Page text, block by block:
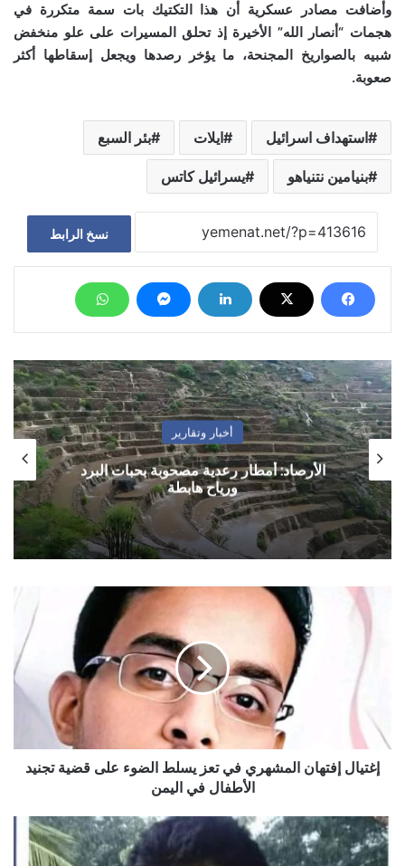
وأضافت مصادر عسكرية أن هذا التكتيك بات سمة متكررة في
هجمات “أنصار الله” الأخيرة إذ تحلق المسيرات على علو منخفض
شبيه بالصواريخ المجنحة، ما يؤخر رصدها ويجعل إسقاطها أكثر
صعوبة.
استهداف اسرائيل ايلات بئر السبع
بنيامين نتنياهو يسرائيل كاتس
نسخ الرابط
أخبار وتقارير
الأرصاد: أمطار رعدية مصحوبة بحبات البرد
ورياح هابطة
إغتيال
على
قضية
تجنيد
اليمن
إغتيال إفتهان المشهري في تعز يسلط الضوء على قضية تجنيد
الأطفال في اليمن
أسرة
عارف
قطران